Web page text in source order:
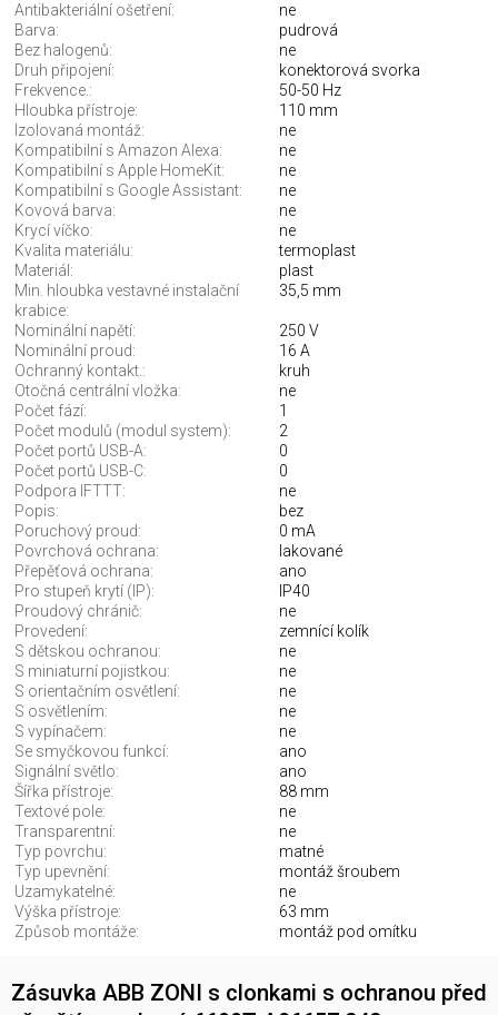
Antibakteriální ošetření:
ne
Barva:
pudrová
Bez halogenů:
ne
Druh připojení:
konektorová svorka
Frekvence.:
50-50 Hz
Hloubka přístroje:
110 mm
Izolovaná montáž:
ne
Kompatibilní s Amazon Alexa:
ne
Kompatibilní s Apple HomeKit:
ne
Kompatibilní s Google Assistant:
ne
Kovová barva:
ne
Krycí víčko:
ne
Kvalita materiálu:
termoplast
Materiál:
plast
Min. hloubka vestavné instalační
krabice:
35,5 mm
Nominální napětí:
250 V
Nominální proud:
16 A
Ochranný kontakt.:
kruh
Otočná centrální vložka:
ne
Počet fází:
1
Počet modulů (modul system):
2
Počet portů USB-A:
0
Počet portů USB-C:
0
Podpora IFTTT:
ne
Popis:
bez
Poruchový proud:
0 mA
Povrchová ochrana:
lakované
Přepěťová ochrana:
ano
Pro stupeň krytí (IP):
IP40
Proudový chránič:
ne
Provedení:
zemnící kolík
S dětskou ochranou:
ne
S miniaturní pojistkou:
ne
S orientačním osvětlení:
ne
S osvětlením:
ne
S vypínačem:
ne
Se smyčkovou funkcí:
ano
Signální světlo:
ano
Šířka přístroje:
88 mm
Textové pole:
ne
Transparentní:
ne
Typ povrchu:
matné
Typ upevnění:
montáž šroubem
Uzamykatelné:
ne
Výška přístroje:
63 mm
Způsob montáže:
montáž pod omítku
Zásuvka ABB ZONI s clonkami s ochranou před